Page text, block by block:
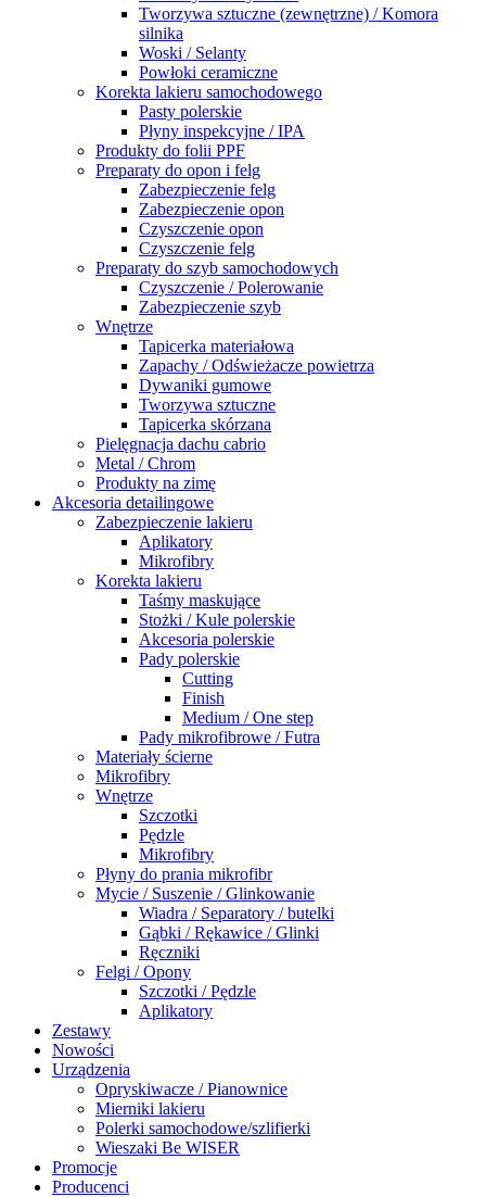
Tworzywa sztuczne (zewnętrzne) / Komora
silnika
Woski / Selanty
Powłoki ceramiczne
Korekta lakieru samochodowego
Pasty polerskie
Płyny inspekcyjne / IPA
Produkty do folii PPF
Preparaty do opon i felg
Zabezpieczenie felg
Zabezpieczenie opon
Czyszczenie opon
Czyszczenie felg
Preparaty do szyb samochodowych
Czyszczenie / Polerowanie
Zabezpieczenie szyb
Wnętrze
Tapicerka materiałowa
Zapachy / Odświeżacze powietrza
Dywaniki gumowe
Tworzywa sztuczne
Tapicerka skórzana
Pielęgnacja dachu cabrio
Metal / Chrom
Produkty na zimę
Akcesoria detailingowe
Zabezpieczenie lakieru
Aplikatory
Mikrofibry
Korekta lakieru
Taśmy maskujące
Stożki / Kule polerskie
Akcesoria polerskie
Pady polerskie
Cutting
Finish
Medium / One step
Pady mikrofibrowe / Futra
Materiały ścierne
Mikrofibry
Wnętrze
Szczotki
Pędzle
Mikrofibry
Płyny do prania mikrofibr
Mycie / Suszenie / Glinkowanie
Wiadra / Separatory / butelki
Gąbki / Rękawice / Glinki
Ręczniki
Felgi / Opony
Szczotki / Pędzle
Aplikatory
Zestawy
Nowości
Urządzenia
Opryskiwacze / Pianownice
Mierniki lakieru
Polerki samochodowe/szlifierki
Wieszaki Be WISER
Promocje
Producenci